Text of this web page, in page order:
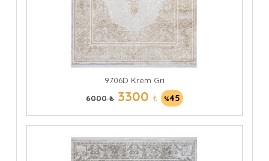
9706D Krem Gri
6000 ₺3300 ₺ %45